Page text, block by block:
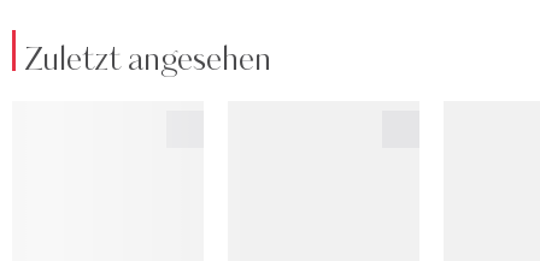
Zuletzt angesehen